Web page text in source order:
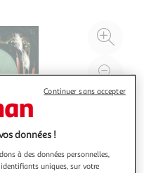
à
données !
à des données personnelles,
uniques, sur votre
Continuer sans accepter